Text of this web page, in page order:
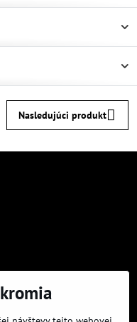
Nasledujúci produkt